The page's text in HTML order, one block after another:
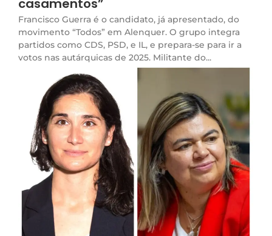
casamentos”
Francisco Guerra é o candidato, já apresentado, do
movimento “Todos” em Alenquer. O grupo integra
partidos como CDS, PSD, e IL, e prepara-se para ir a
votos nas autárquicas de 2025. Militante do...